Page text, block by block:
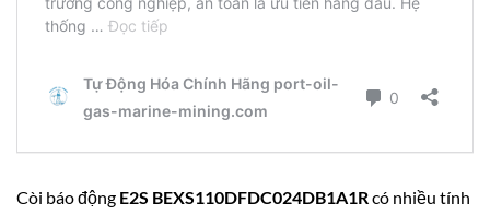
Còi báo động E2S BEXS110DFDC024DB1A1Rcó nhiều tính